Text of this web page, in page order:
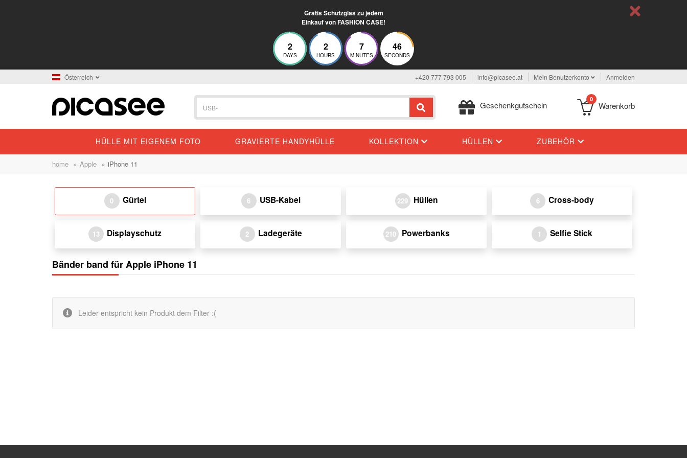
Gratis Schutzglas zu jedem
Einkauf von FASHION CASE!
2
DAYS
2
HOURS
7
MINUTES
46
SECONDS
Österreich +420 777 793 005 info@picasee.at Mein Benutzerkonto Anmelden
Geschenkgutschein
0
Warenkorb
HÜLLE MIT EIGENEM FOTO GRAVIERTE HANDYHÜLLE KOLLEKTION HÜLLEN ZUBEHÖR
home » Apple » iPhone 11
0 Gürtel 6 USB-Kabel 229 Hüllen 6 Cross-body
13 Displayschutz 2 Ladegeräte 210 Powerbanks 1 Selfie Stick
Bänder band für Apple iPhone 11
Leider entspricht kein Produkt dem Filter :(